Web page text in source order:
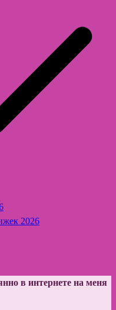
2026
в интернете на меня